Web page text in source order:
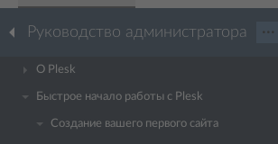
Руководство администратора ···
О Plesk
Быстрое начало работы с Plesk
Создание вашего первого сайта